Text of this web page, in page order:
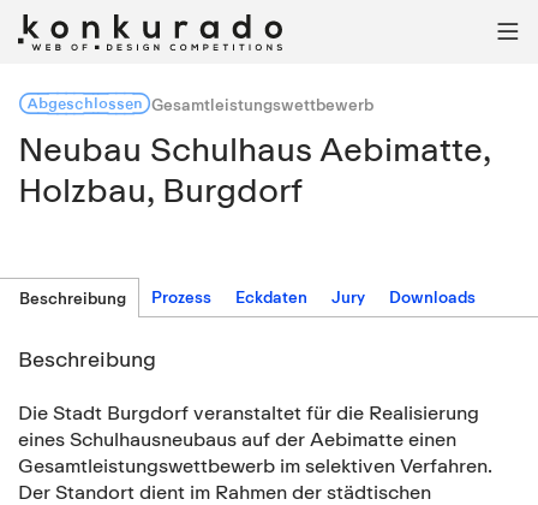

AbgeschlossenGesamtleistungswettbewerb
Neubau Schulhaus Aebimatte,
Holzbau, Burgdorf
Beschreibung Prozess Eckdaten Jury Downloads
Beschreibung
Die Stadt Burgdorf veranstaltet für die Realisierung
eines Schulhausneubaus auf der Aebimatte einen
Gesamtleistungswettbewerb im selektiven Verfahren.
Der Standort dient im Rahmen der städtischen